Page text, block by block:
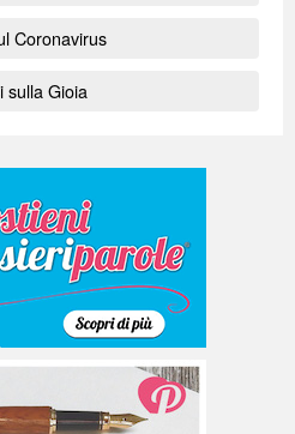
Coronavirus
sulla Gioia